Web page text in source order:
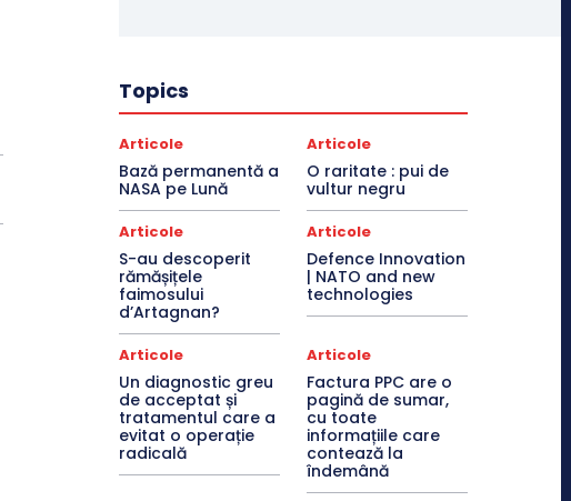
Topics
Articole
Bază permanentă a
NASA pe Lună
Articole
O raritate : pui de
vultur negru
Articole
S-au descoperit
rămășițele
faimosului
d’Artagnan?
Articole
Defence Innovation
| NATO and new
technologies
Articole
Un diagnostic greu
de acceptat și
tratamentul care a
evitat o operație
radicală
Articole
Factura PPC are o
pagină de sumar,
cu toate
informațiile care
contează la
îndemână